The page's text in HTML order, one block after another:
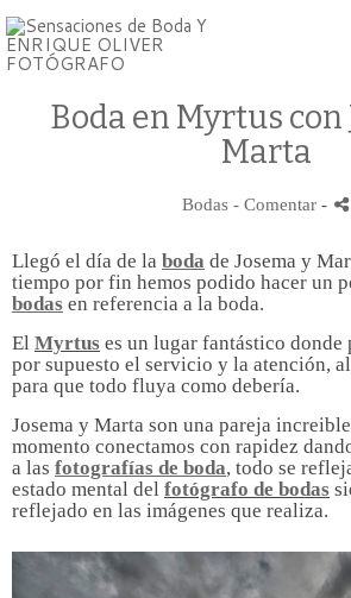
Boda en Myrtus con
Marta
Bodas - Comentar -
Llegó el día de la boda de Josema y
tiempo por fin hemos podido hacer un
bodas en referencia a la boda.
El Myrtus es un lugar fantástico
por supuesto el servicio y la atención,
para que todo fluya como debería.
Josema y Marta son una pareja
momento conectamos con rapidez
a las fotografías de boda, todo se
estado mental del fotógrafo de bodas
reflejado en las imágenes que realiza.